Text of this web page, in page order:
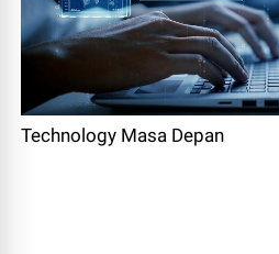
Technology Masa Depan